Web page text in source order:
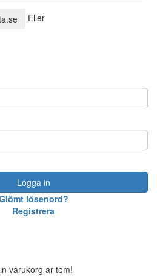
Eller
Logga in
lösenord?
Registrera
varukorg är tom!